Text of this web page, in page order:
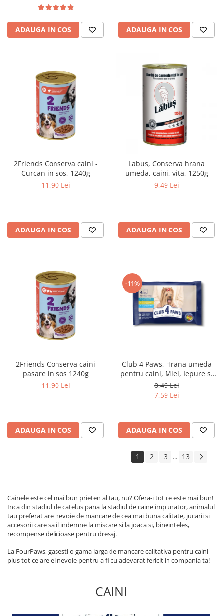
ADAUGA IN COS ADAUGA IN COS
2Friends Conserva caini -
Curcan in sos, 1240g
11,90 Lei
ADAUGA IN COS
Labus, Conserva hrana
umeda, caini, vita, 1250g
9,49 Lei
ADAUGA IN COS
2Friends Conserva caini
pasare in sos 1240g
11,90 Lei
ADAUGA IN COS
-11%
Club 4 Paws, Hrana umeda
pentru caini, Miel, Iepure si
Somon in sos, set 4x85g
8,49 Lei
7,59 Lei
ADAUGA IN COS
1 2 3 ... 13
Cainele este cel mai bun prieten al tau, nu? Ofera-i tot ce este mai bun!
Inca din stadiul de catelus pana la stadiul de caine impunator, animalul
tau preferat are nevoie de mancare de cea mai buna calitate, jucarii si
accesorii care sa il indemne la miscare si la joaca si, bineinteles,
recompense delicioase pentru dresaj.
La FourPaws, gasesti o gama larga de mancare calitativa pentru caini
plus tot ce are el nevoie pentru a fi cu adevarat fericit in compania ta!
CAINI